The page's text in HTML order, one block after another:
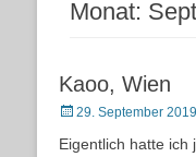
Monat:
Kaoo, Wien
Posted
29. September 2019
Eigentlich hatte